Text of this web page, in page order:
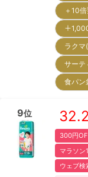
＋10
＋
ラク
サー
食パ
9位 32.2
300円
マラソン
ウェブ検